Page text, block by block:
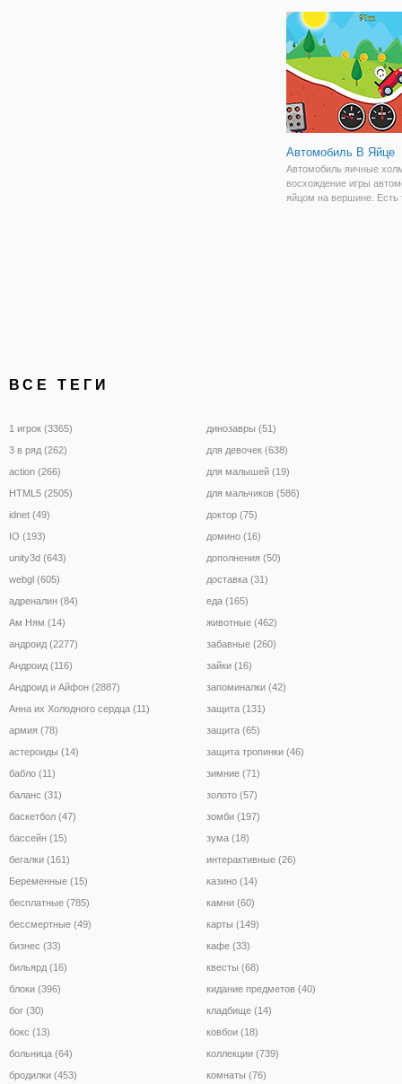
вас! Наслаждайтесь!
стрелками:
Автомобиль В Яйце
Автомобиль яичные
восхождение игры
яйцом на вершине. Есть
ВСЕ ТЕГИ
1 игрок (3365)
3 в ряд (262)
action (266)
HTML5 (2505)
idnet (49)
IO (193)
unity3d (643)
webgl (605)
адреналин (84)
Ам Ням (14)
андроид (2277)
Андроид (116)
Андроид и Айфон (2887)
Анна их Холодного сердца (11)
армия (78)
астероиды (14)
бабло (11)
баланс (31)
баскетбол (47)
бассейн (15)
бегалки (161)
Беременные (15)
бесплатные (785)
бессмертные (49)
бизнес (33)
бильярд (16)
блоки (396)
бог (30)
бокс (13)
больница (64)
бродилки (453)
динозавры (51)
для девочек (638)
для малышей (19)
для мальчиков (586)
доктор (75)
домино (16)
дополнения (50)
доставка (31)
еда (165)
животные (462)
забавные (260)
зайки (16)
запоминалки (42)
защита (131)
защита (65)
защита тропинки (46)
зимние (71)
золото (57)
зомби (197)
зума (18)
интерактивные (26)
казино (14)
камни (60)
карты (149)
кафе (33)
квесты (68)
кидание предметов (40)
кладбище (14)
ковбои (18)
коллекции (739)
комнаты (76)